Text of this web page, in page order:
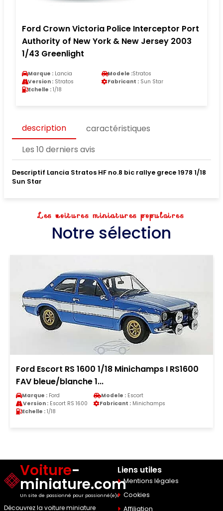
Ford Crown Victoria Police Interceptor Port
Authority of New York & New Jersey 2003
1/43 Greenlight
Marque : Lancia Modele :Stratos
Version : Stratos Fabricant : Sun Star
Echelle : 1/18
description
caractéristiques
Les 10 derniers avis
Descriptif Lancia Stratos HF no.8 bic rallye grece 1978 1/18
Sun Star
Les voitures miniatures populaires
Notre sélection
Ford Escort RS 1600 1/18 Minichamps I RS1600
FAV bleue/blanche 1...
Marque : Ford Modele : Escort
Version : Escort RS 1600 Fabricant : Minichamps
Echelle : 1/18
Voiture-
miniature.com
Un site de passionné pour passionné(e)s
Découvrez la voiture miniature
Liens utiles
Mentions légales
Cookies
Affiliation